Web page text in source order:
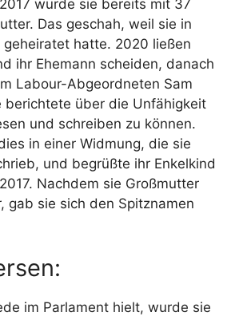
wurde sie bereits mit 37
Das geschah, weil sie in
geheiratet hatte. 2020 ließen
ihr Ehemann scheiden, danach
Labour-Abgeordneten Sam
berichtete über die Unfähigkeit
und schreiben zu können.
in einer Widmung, die sie
und begrüßte ihr Enkelkind
Nachdem sie Großmutter
gab sie sich den Spitznamen
im Parlament hielt, wurde sie